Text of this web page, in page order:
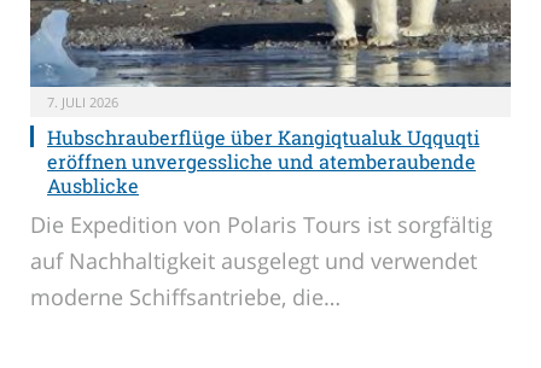
7. JULI 2026
Hubschrauberflüge über Kangiqtualuk Uqquqti
eröffnen unvergessliche und atemberaubende
Ausblicke
Die Expedition von Polaris Tours ist sorgfältig
auf Nachhaltigkeit ausgelegt und verwendet
moderne Schiffsantriebe, die…